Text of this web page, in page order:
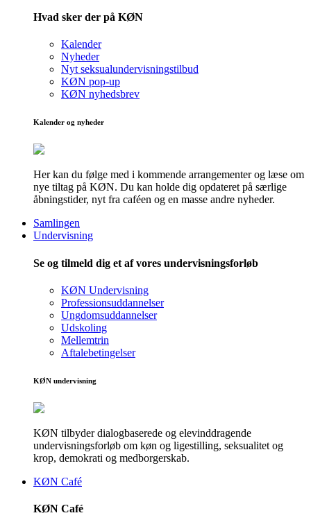
Hvad sker der på KØN
Kalender
Nyheder
Nyt seksualundervisningstilbud
KØN pop-up
KØN nyhedsbrev
Kalender og nyheder
Her kan du følge med i kommende arrangementer og læse om
nye tiltag på KØN. Du kan holde dig opdateret på særlige
åbningstider, nyt fra caféen og en masse andre nyheder.
Samlingen
Undervisning
Se og tilmeld dig et af vores undervisningsforløb
KØN Undervisning
Professionsuddannelser
Ungdomsuddannelser
Udskoling
Mellemtrin
Aftalebetingelser
KØN undervisning
KØN tilbyder dialogbaserede og elevinddragende
undervisningsforløb om køn og ligestilling, seksualitet og
krop, demokrati og medborgerskab.
KØN Café
KØN Café